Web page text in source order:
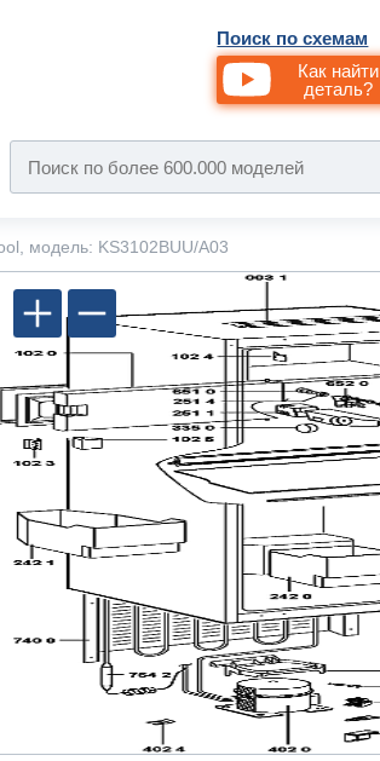
Поиск по схемам
Как найти
деталь?
модель: KS3102BUU/A03